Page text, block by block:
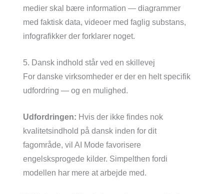
medier skal bære information — diagrammer
med faktisk data, videoer med faglig substans,
infografikker der forklarer noget.
5. Dansk indhold står ved en skillevej
For danske virksomheder er der en helt specifik
udfordring — og en mulighed.
Udfordringen: Hvis der ikke findes nok
kvalitetsindhold på dansk inden for dit
fagområde, vil AI Mode favorisere
engelsksprogede kilder. Simpelthen fordi
modellen har mere at arbejde med.